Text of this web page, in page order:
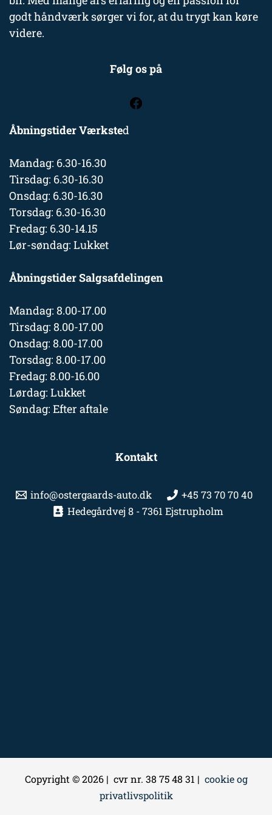
godt håndværk sørger vi for, at du trygt kan køre
videre.
Følg os på
Åbningstider Værksted
Mandag: 6.30-16.30
Tirsdag: 6.30-16.30
Onsdag: 6.30-16.30
Torsdag: 6.30-16.30
Fredag: 6.30-14.15
Lør-søndag: Lukket
Åbningstider Salgsafdelingen
Mandag: 8.00-17.00
Tirsdag: 8.00-17.00
Onsdag: 8.00-17.00
Torsdag: 8.00-17.00
Fredag: 8.00-16.00
Lørdag: Lukket
Søndag: Efter aftale
Kontakt
info@ostergaards-auto.dk
+45 73 70 70 40
Hedegårdvej 8 - 7361 Ejstrupholm
Copyright © 2026 | cvr nr. 38 75 48 31 | cookie og
privatlivspolitik